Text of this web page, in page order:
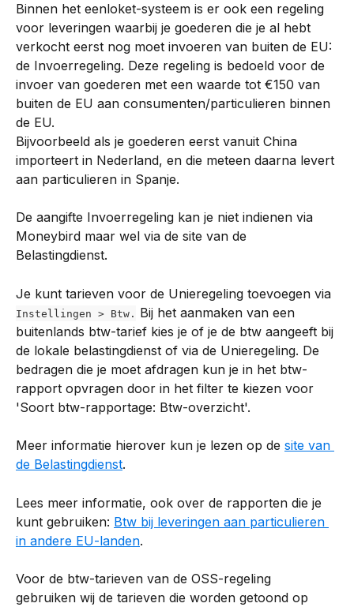
Binnen het eenloket-systeem is er ook een regeling
voor leveringen waarbij je goederen die je al hebt
verkocht eerst nog moet invoeren van buiten de EU:
de Invoerregeling. Deze regeling is bedoeld voor de
invoer van goederen met een waarde tot €150 van
buiten de EU aan consumenten/particulieren binnen
de EU.
Bijvoorbeeld als je goederen eerst vanuit China
importeert in Nederland, en die meteen daarna levert
aan particulieren in Spanje.
De aangifte Invoerregeling kan je niet indienen via
Moneybird maar wel via de site van de
Belastingdienst.
Je kunt tarieven voor de Unieregeling toevoegen via
Instellingen > Btw. Bij het aanmaken van een
buitenlands btw-tarief kies je of je de btw aangeeft bij
de lokale belastingdienst of via de Unieregeling. De
bedragen die je moet afdragen kun je in het btw-
rapport opvragen door in het filter te kiezen voor
'Soort btw-rapportage: Btw-overzicht'.
Meer informatie hierover kun je lezen op de site van
de Belastingdienst.
Lees meer informatie, ook over de rapporten die je
kunt gebruiken: Btw bij leveringen aan particulieren
in andere EU-landen.
Voor de btw-tarieven van de OSS-regeling
gebruiken wij de tarieven die worden getoond op